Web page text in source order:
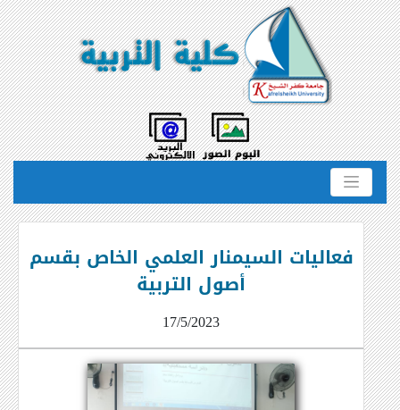
فعاليات السيمنار العلمي الخاص بقسم
أصول التربية
17/5/2023